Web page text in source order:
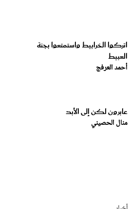
اتركوا الخرابيط واستمتعوا بجنة
العبيط
أحمد العرفج
عابرون لكن إلى الأبد
منال الحصيني